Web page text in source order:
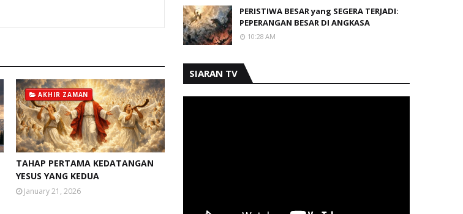
AKHIR ZAMAN
TAHAP PERTAMA KEDATANGAN
YESUS YANG KEDUA
January 21, 2026
PERISTIWA BESAR yang SEGERA TERJADI:
PEPERANGAN BESAR DI ANGKASA
10:28 AM
SIARAN TV